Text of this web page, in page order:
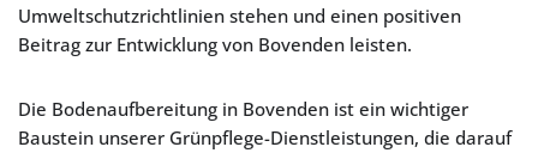
Umweltschutzrichtlinien stehen und einen positiven
Beitrag zur Entwicklung von Bovenden leisten.
Die Bodenaufbereitung in Bovenden ist ein wichtiger
Baustein unserer Grünpflege-Dienstleistungen, die darauf